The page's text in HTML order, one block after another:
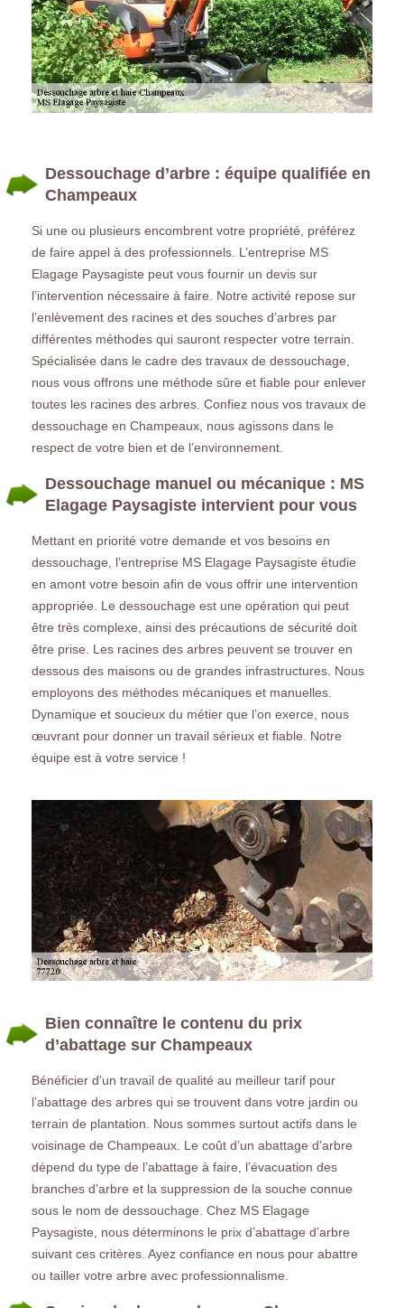
Dessouchage d’arbre : équipe qualifiée en
Champeaux
Si une ou plusieurs encombrent votre propriété, préférez
de faire appel à des professionnels. L’entreprise MS
Elagage Paysagiste peut vous fournir un devis sur
l’intervention nécessaire à faire. Notre activité repose sur
l’enlèvement des racines et des souches d’arbres par
différentes méthodes qui sauront respecter votre terrain.
Spécialisée dans le cadre des travaux de dessouchage,
nous vous offrons une méthode sûre et fiable pour enlever
toutes les racines des arbres. Confiez nous vos travaux de
dessouchage en Champeaux, nous agissons dans le
respect de votre bien et de l’environnement.
Dessouchage manuel ou mécanique : MS
Elagage Paysagiste intervient pour vous
Mettant en priorité votre demande et vos besoins en
dessouchage, l’entreprise MS Elagage Paysagiste étudie
en amont votre besoin afin de vous offrir une intervention
appropriée. Le dessouchage est une opération qui peut
être très complexe, ainsi des précautions de sécurité doit
être prise. Les racines des arbres peuvent se trouver en
dessous des maisons ou de grandes infrastructures. Nous
employons des méthodes mécaniques et manuelles.
Dynamique et soucieux du métier que l’on exerce, nous
œuvrant pour donner un travail sérieux et fiable. Notre
équipe est à votre service !
Bien connaître le contenu du prix
d’abattage sur Champeaux
Bénéficier d’un travail de qualité au meilleur tarif pour
l’abattage des arbres qui se trouvent dans votre jardin ou
terrain de plantation. Nous sommes surtout actifs dans le
voisinage de Champeaux. Le coût d’un abattage d’arbre
dépend du type de l’abattage à faire, l’évacuation des
branches d’arbre et la suppression de la souche connue
sous le nom de dessouchage. Chez MS Elagage
Paysagiste, nous déterminons le prix d’abattage d’arbre
suivant ces critères. Ayez confiance en nous pour abattre
ou tailler votre arbre avec professionnalisme.